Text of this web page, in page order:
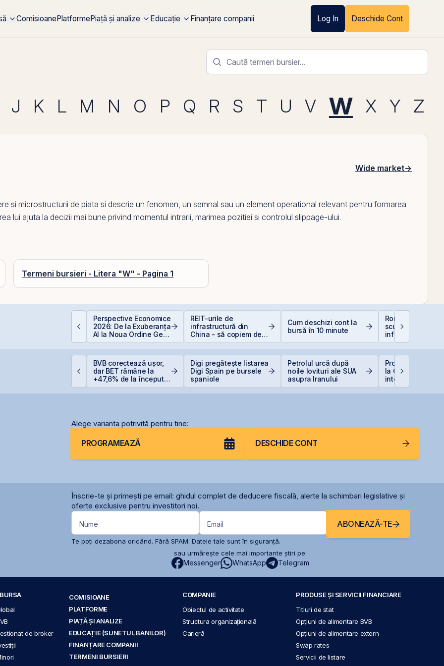
ComisioanePlatformePiață și analize Educație Finanțare companii Log In Deschide Cont
J K L M N O P Q R S T U V W X Y Z
Wide market→
si microstructurii de piata si descrie un fenomen, un semnal sau un element operational relevant pentru formarea
lui ajuta la decizii mai bune privind momentul intrarii, marimea pozitiei si controlul slippage-ului.
Termeni bursieri - Litera "W" - Pagina 1
Perspective Economice
2026: De la Exuberanța
AI la Noua Ordine Geo-
Economică
REIT-urile de
infrastructură din
China - să copiem de
la cel ce copiază?!
Cum deschizi cont la
bursă în 10 minute
România,
scumpiri în UE:
inflația de 8,4%
erodează
reale pentru
BVB corectează ușor,
dar BET rămâne la
+47,6% de la începutul
Digi pregătește listarea
Digi Spain pe bursele
spaniole
Petrolul urcă după
noile lovituri ale SUA
asupra Iranului
Producția
la Cernavodă,
integral din
secetei
Alege varianta potrivită pentru tine:
PROGRAMEAZĂ DESCHIDE CONT
Înscrie-te și primești pe email: ghidul complet de deducere fiscală, alerte la schimbari legislative și
oferte exclusive pentru investitori noi.
Nume Email ABONEAZĂ-TE
Te poți dezabona oricând. Fără SPAM. Datele tale sunt în siguranță.
sau urmărește cele mai importante știri pe:
Messenger WhatsApp Telegram
de broker
COMISIOANE
PLATFORME
PIAȚĂ ȘI ANALIZE
EDUCAȚIE (SUNETUL BANILOR)
FINANȚARE COMPANII
TERMENI BURSIERI
COMPANIE
Obiectul de activitate
Structura organizațională
Carieră
PRODUSE ȘI SERVICII FINANCIARE
Titluri de stat
Opțiuni de alimentare BVB
Opțiuni de alimentare extern
Swap rates
Servicii de listare